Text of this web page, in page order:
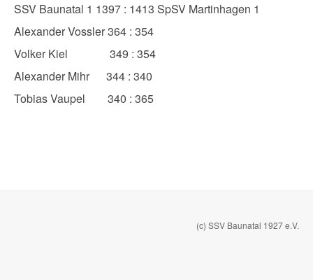
SSV Baunatal 1 1397 : 1413 SpSV Martinhagen 1
Alexander Vossler 364 : 354
Volker Kiel 349 : 354
Alexander Mihr 344 : 340
Tobias Vaupel 340 : 365
(c) SSV Baunatal 1927 e.V.